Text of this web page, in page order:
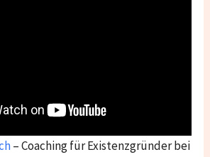
– Coaching für Existenzgründer bei